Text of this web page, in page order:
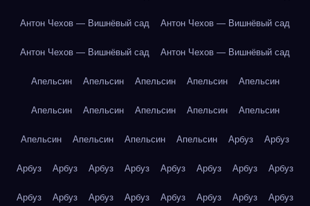
Антон Чехов — Вишнёвый сад Антон Чехов — Вишнёвый сад
Антон Чехов — Вишнёвый сад Антон Чехов — Вишнёвый сад
Апельсин Апельсин Апельсин Апельсин Апельсин
Апельсин Апельсин Апельсин Апельсин Апельсин
Апельсин Апельсин Апельсин Апельсин Арбуз Арбуз
Арбуз Арбуз Арбуз Арбуз Арбуз Арбуз Арбуз Арбуз
Арбуз Арбуз Арбуз Арбуз Арбуз Арбуз Арбуз Арбуз